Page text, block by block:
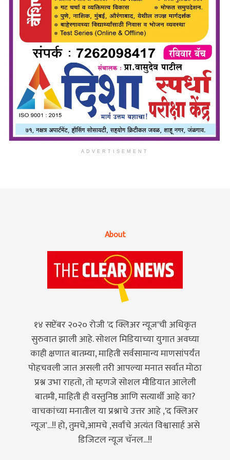
ADVERTISEMENT
About
१४ सप्टेंबर २०२० रोजी 'द क्लिअर न्यूज'ची अधिकृत
सुरुवात झाली आहे. सोशल मिडियाच्या युगात अवघ्या
काही क्षणात बातम्या, माहिती सर्वसामान्य माणसांपर्यंत
पोहचवली जात असली तरी आपल्या मनात सर्वात मोठा
प्रश्न उभा राहतो, तो म्हणजे सोशल मीडियात आलेली
बातमी, माहिती ही वस्तुनिष्ठ आणि सत्यार्थी आहे का?
वाचकांच्या मनातील या प्रश्नाचे उत्तर आहे ,'द क्लिअर
न्यूज'...!! हो, तुमचे,आमचे ,सर्वांचे अत्यंत विश्वासार्ह असे
डिजिटल न्यूज चॅनल...!!